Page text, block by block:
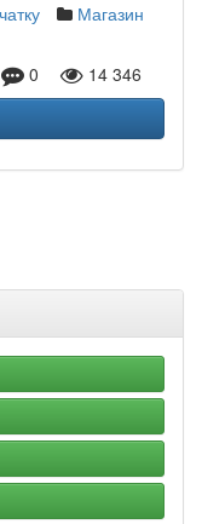
Магазин
0
14 346